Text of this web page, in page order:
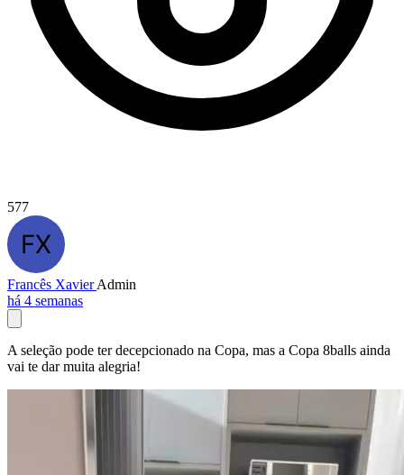
577
Francês XavierAdmin
há 4 semanas
A seleção pode ter decepcionado na Copa, mas a Copa 8balls ainda
vai te dar muita alegria!